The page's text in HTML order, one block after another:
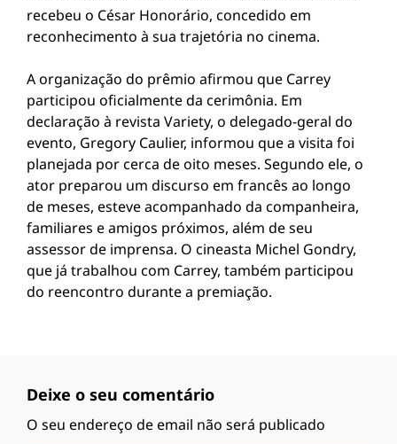
recebeu o César Honorário, concedido em
reconhecimento à sua trajetória no cinema.
A organização do prêmio afirmou que Carrey
participou oficialmente da cerimônia. Em
declaração à revista Variety, o delegado-geral do
evento, Gregory Caulier, informou que a visita foi
planejada por cerca de oito meses. Segundo ele, o
ator preparou um discurso em francês ao longo
de meses, esteve acompanhado da companheira,
familiares e amigos próximos, além de seu
assessor de imprensa. O cineasta Michel Gondry,
que já trabalhou com Carrey, também participou
do reencontro durante a premiação.
Deixe o seu comentário
O seu endereço de email não será publicado